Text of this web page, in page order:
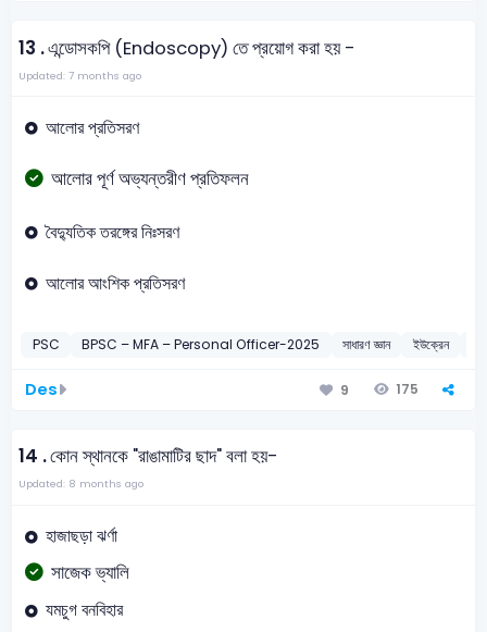
13 .এন্ডোসকপি (Endoscopy) তে প্রয়োগ করা হয় -
Updated: 7 months ago
আলোর প্রতিসরণ
আলোর পূর্ণ অভ্যন্তরীণ প্রতিফলন
বৈদ্যুতিক তরঙ্গের নিঃসরণ
আলোর আংশিক প্রতিসরণ
PSC BPSC – MFA – Personal Officer-2025 সাধারণ জ্ঞান ইউক্রেন
Des 9 175
14 .কোন স্থানকে "রাঙামাটির ছাদ" বলা হয়-
Updated: 8 months ago
হাজাছড়া ঝর্ণা
সাজেক ভ্যালি
যমচুগ বনবিহার